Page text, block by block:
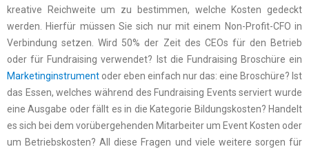
kreative Reichweite um zu bestimmen, welche Kosten gedeckt
werden. Hierfür müssen Sie sich nur mit einem Non-Profit-CFO in
Verbindung setzen. Wird 50% der Zeit des CEOs für den Betrieb
oder für Fundraising verwendet? Ist die Fundraising Broschüre ein
Marketinginstrument oder eben einfach nur das: eine Broschüre? Ist
das Essen, welches während des Fundraising Events serviert wurde
eine Ausgabe oder fällt es in die Kategorie Bildungskosten? Handelt
es sich bei dem vorübergehenden Mitarbeiter um Event Kosten oder
um Betriebskosten? All diese Fragen und viele weitere sorgen für